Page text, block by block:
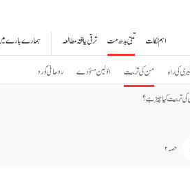
اہم نکات تبتی بدھ مت
کی راہ من کی تربیت اوّلین مسوّدے روحانی گورو
ترقی یافتہ مطالعہ ہمارے بارے
تربیت کیا چیز ہے؟
حصہ ۲